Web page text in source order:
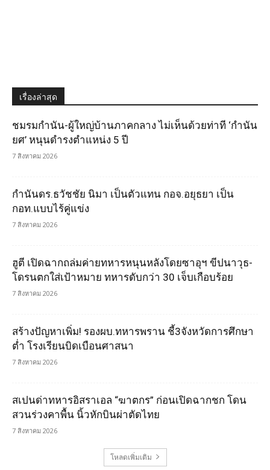
เรื่องล่าสุด
ชมรมกำนัน-ผู้ใหญ่บ้านภาคกลาง ไม่เห็นด้วยท่าที ‘กำนัน
ยศ’ หนุนดำรงตำแหน่ง 5 ปี
7 สิงหาคม 2026
กำนันดร.ธวัชชัย นิมา เป็นตัวแทน กอจ.อยุธยา เป็น
กอท.แบบไร้คู่แข่ง
7 สิงหาคม 2026
ฮูตี เปิดฉากถล่มค่ายทหารหนุนหลังโดยซาอุฯ ขีปนาวุธ-
โดรนตกใส่เป้าหมาย ทหารดับกว่า 30 เจ็บเกือบร้อย
7 สิงหาคม 2026
สร้างปัญหาเพิ่ม! รองผบ.ทหารพราน ชี้3จังหวัดการศึกษา
ต่ำ โรงเรียนบิดเบือนศาสนา
7 สิงหาคม 2026
สเปนด่าทหารอิสราเอล “ฆาตกร” ก่อนเปิดฉากชก โดน
สวนร่วงคาพื้น นิ้วหักบินผ่าตัดไทย
7 สิงหาคม 2026
โหลดเพิ่มเติม